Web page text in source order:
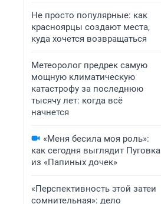
Не просто популярные: как
красноярцы создают места,
куда хочется возвращаться
Метеоролог предрек самую
мощную климатическую
катастрофу за последнюю
тысячу лет: когда всё
начнется
«Меня бесила моя роль»:
как сегодня выглядит Пуговка
из «Папиных дочек»
«Перспективность этой затеи
сомнительная»: дело